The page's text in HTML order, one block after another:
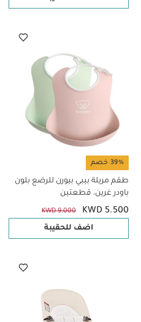
39% خصم
طقم مريلة بيبي بيورن للرضع بلون
باودر غرين، قطعتين
KWD 5.500
KWD 9.000
اضف للحقيبة